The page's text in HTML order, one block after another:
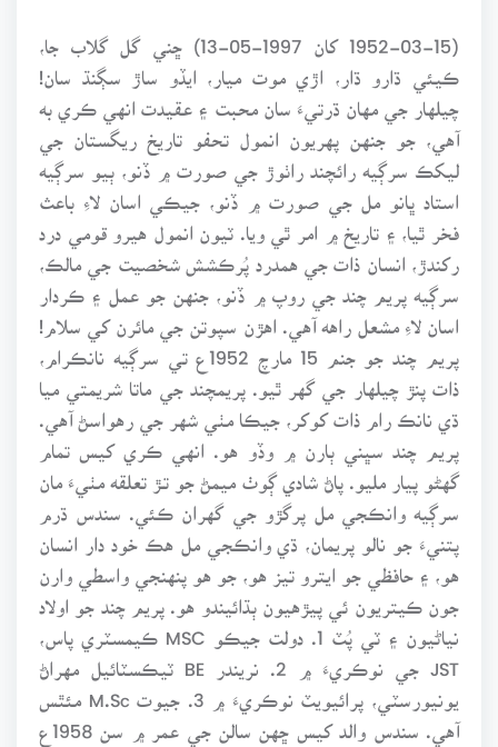
(1952-03-15 کان 1997-05-13) ڇني گل گلاب جا،
ڪيئي ڌارو ڌار، اڙي موت ميار، ايڏو ساڙ سڳنڌ سان!
چيلهار جي مهان ڌرتيءَ سان محبت ۽ عقيدت انهي ڪري به
آهي، جو جنهن پهريون انمول تحفو تاريخ ريگستان جي
ليکڪ سرڳيه رائچند راٺوڙ جي صورت ۾ ڏنو، ٻيو سرڳيه
استاد ڀانو مل جي صورت ۾ ڏنو، جيڪي اسان لاءِ باعث
فخر ٿيا، ۽ تاريخ ۾ امر ٿي ويا. ٽيون انمول هيرو قومي درد
رکندڙ، انسان ذات جي همدرد پُرڪشش شخصيت جي مالڪ،
سرڳيه پريم چند جي روپ ۾ ڏنو، جنهن جو عمل ۽ ڪردار
اسان لاءِ مشعل راهه آهي. اهڙن سپوتن جي مائرن کي سلام!
پريم چند جو جنم 15 مارچ 1952ع تي سرڳيه نانڪرام،
ذات پنڙ چيلهار جي گهر ٿيو. پريمچند جي ماتا شريمتي ميا
ڌي نانڪ رام ذات کوکر، جيڪا مٺي شهر جي رهواسڻ آهي.
پريم چند سڀني ٻارن ۾ وڏو هو. انهي ڪري کيس تمام
گهڻو پيار مليو. پاڻ شادي ڳوٺ ميمڻ جو تـڙ تعلقه مٺيءَ مان
سرڳيه وانڪجي مل پرگڙو جي گهران ڪئي. سندس ڌرم
پتنيءَ جو نالو پريمان، ڌي وانڪجي مل هڪ خود دار انسان
هو، ۽ حافظي جو ايترو تيز هو، جو هو پنهنجي واسطي وارن
جون ڪيتريون ئي پيڙهيون ٻڌائيندو هو. پريم چند جو اولاد
نياڻيون ۽ ٽي پُٽ 1. دولت جيڪو MSC ڪيمسٽري پاس،
JST جي نوڪريءَ ۾ 2. نريندر BE ٽيڪسٽائيل مهراڻ